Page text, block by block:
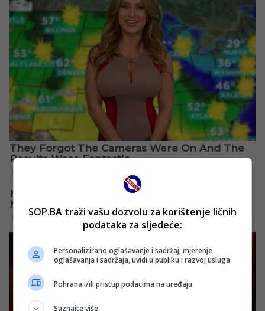
SOP.BA traži vašu dozvolu za korištenje ličnih
podataka za sljedeće:
Personalizirano oglašavanje i sadržaj, mjerenje
oglašavanja i sadržaja, uvidi u publiku i razvoj usluga
Pohrana i/ili pristup podacima na uređaju
Saznajte više